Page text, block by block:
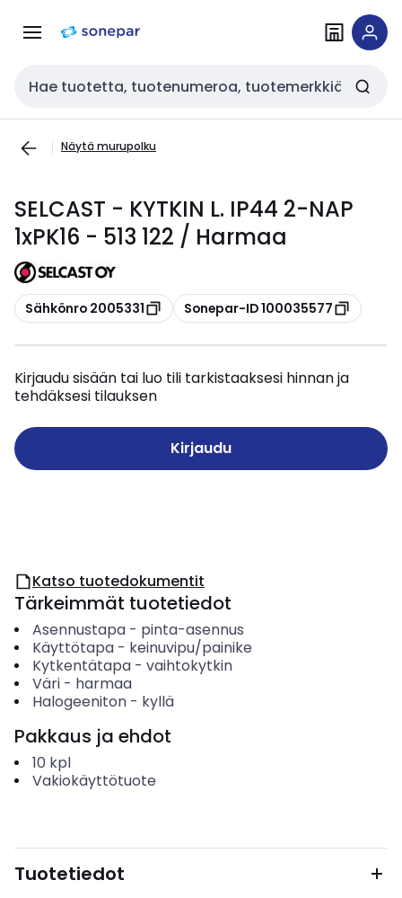
navigointiinsisältöön
Haku
Näytä murupolku
SELCAST - KYTKIN L. IP44 2-NAP
1xPK16 - 513 122 / Harmaa
Kopioi
Sähkönro 2005331 Kopioi
Sonepar-ID 100035577
Kirjaudu sisään tai luo tili tarkistaaksesi hinnan ja
tehdäksesi tilauksen
Kirjaudu
Katso tuotedokumentit
Tärkeimmät tuotetiedot
Asennustapa- pinta-asennus
Käyttötapa- keinuvipu/painike
Kytkentätapa- vaihtokytkin
Väri- harmaa
Halogeeniton- kyllä
Pakkaus ja ehdot
10 kpl
Vakiokäyttötuote
Tuotetiedot